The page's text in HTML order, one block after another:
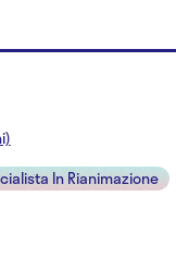
In Rianimazione